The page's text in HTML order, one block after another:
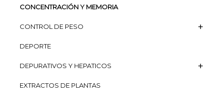
CONCENTRACIÓN Y MEMORIA
CONTROL DE PESO
DEPORTE
DEPURATIVOS Y HEPATICOS
EXTRACTOS DE PLANTAS